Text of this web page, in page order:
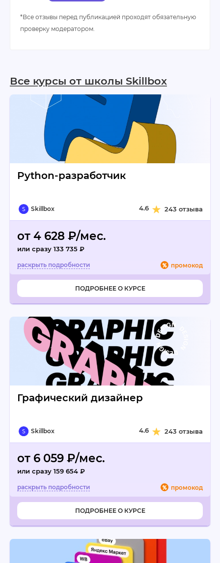
*Все отзывы перед публикацией проходят обязательную
проверку модератором.
Все курсы от школы Skillbox
Python-разработчик
Skillbox 4.6 243 отзыва
от 4 628 ₽/мес.
или сразу 133 735 ₽
промокод
ПОДРОБНЕЕ О КУРСЕ
Графический дизайнер
Skillbox 4.6 243 отзыва
от 6 059 ₽/мес.
или сразу 159 654 ₽
промокод
ПОДРОБНЕЕ О КУРСЕ